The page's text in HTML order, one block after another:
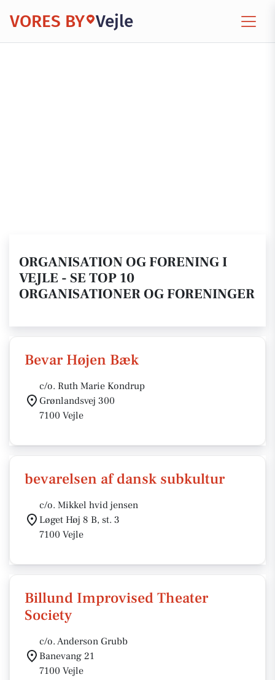
VORES BY Vejle
ORGANISATION OG FORENING I
VEJLE - SE TOP 10
ORGANISATIONER OG FORENINGER
Bevar Højen Bæk
c/o. Ruth Marie Kondrup
Grønlandsvej 300
7100 Vejle
bevarelsen af dansk subkultur
c/o. Mikkel hvid jensen
Løget Høj 8 B, st. 3
7100 Vejle
Billund Improvised Theater
Society
c/o. Anderson Grubb
Banevang 21
7100 Vejle